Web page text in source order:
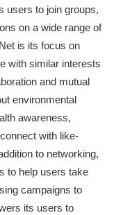
users to join groups,
on a wide range of
is its focus on
with similar interests
and mutual
environmental
awareness,
with like-
to networking,
to help users take
campaigns to
its users to